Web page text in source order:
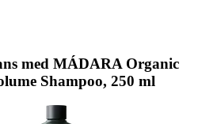
med MÁDARA Organic
Shampoo, 250 ml